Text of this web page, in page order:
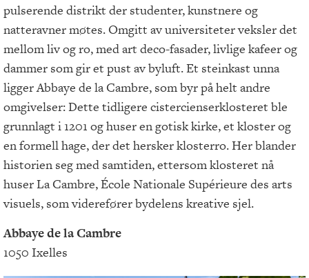
pulserende distrikt der studenter, kunstnere og
natteravner møtes. Omgitt av universiteter veksler det
mellom liv og ro, med art deco-fasader, livlige kafeer og
dammer som gir et pust av byluft. Et steinkast unna
ligger Abbaye de la Cambre, som byr på helt andre
omgivelser: Dette tidligere cistercienserklosteret ble
grunnlagt i 1201 og huser en gotisk kirke, et kloster og
en formell hage, der det hersker klosterro. Her blander
historien seg med samtiden, ettersom klosteret nå
huser La Cambre, École Nationale Supérieure des arts
visuels, som viderefører bydelens kreative sjel.
Abbaye de la Cambre
1050 Ixelles